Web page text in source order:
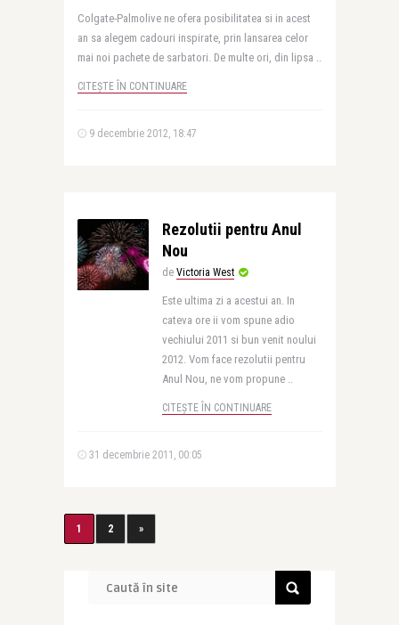
Colgate-Palmolive ne ofera posibilitatea si in acest
an sa alegem cadouri inspirate, prin lansarea celor
mai noi pachete de sarbatori. De multe ori, din lipsa ..
CITEȘTE ÎN CONTINUARE
9 decembrie 2012, 18:47
Rezolutii pentru Anul
Nou
de Victoria West
Este ultima zi a acestui an. In
cateva ore ii vom spune adio
vechiului 2011 si bun venit noului
2012. Vom face rezolutii pentru
Anul Nou, ne vom propune ..
CITEȘTE ÎN CONTINUARE
31 decembrie 2011, 00:05
1 2 »